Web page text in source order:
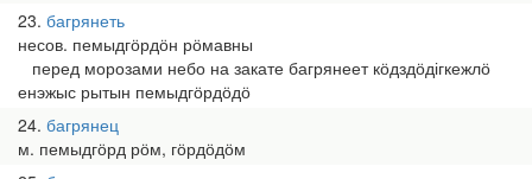
23 багрянеть
несов. пемыдгӧрдӧн рӧмавны
перед морозами небо на закате багрянеет кӧдздӧдігкежлӧ
енэжыс рытын пемыдгӧрдӧдӧ
24 багрянец
м. пемыдгӧрд рӧм, гӧрдӧдӧм